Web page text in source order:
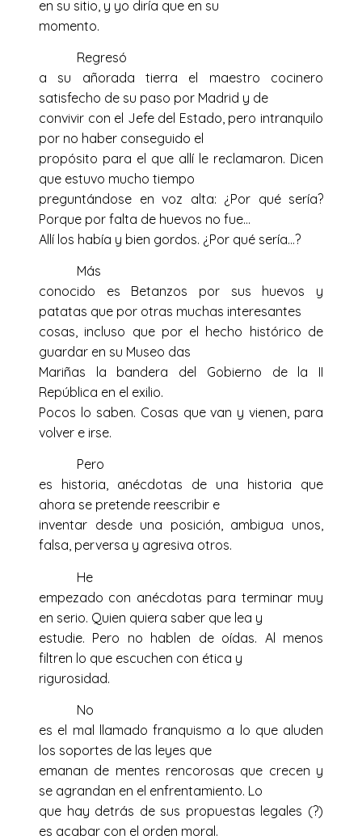
en su sitio, y yo diría que en su
momento.
Regresó
a su añorada tierra el maestro cocinero
satisfecho de su paso por Madrid y de
convivir con el Jefe del Estado, pero intranquilo
por no haber conseguido el
propósito para el que allí le reclamaron. Dicen
que estuvo mucho tiempo
preguntándose en voz alta: ¿Por qué sería?
Porque por falta de huevos no fue…
Allí los había y bien gordos. ¿Por qué sería…?
Más
conocido es Betanzos por sus huevos y
patatas que por otras muchas interesantes
cosas, incluso que por el hecho histórico de
guardar en su Museo das
Mariñas la bandera del Gobierno de la II
República en el exilio.
Pocos lo saben. Cosas que van y vienen, para
volver e irse.
Pero
es historia, anécdotas de una historia que
ahora se pretende reescribir e
inventar desde una posición, ambigua unos,
falsa, perversa y agresiva otros.
He
empezado con anécdotas para terminar muy
en serio. Quien quiera saber que lea y
estudie. Pero no hablen de oídas. Al menos
filtren lo que escuchen con ética y
rigurosidad.
No
es el mal llamado franquismo a lo que aluden
los soportes de las leyes que
emanan de mentes rencorosas que crecen y
se agrandan en el enfrentamiento. Lo
que hay detrás de sus propuestas legales (?)
es acabar con el orden moral.